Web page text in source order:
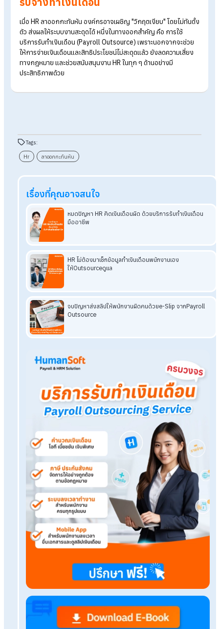
จัดการเรื่องเงินเดือน หากเลือกใช้บริการรับทำเงินเดือน งานเงินเ
ก็สามารถดำเนินต่อไปได้แบบไม่มีสะดุด ด้วยระบบที่ต่อเนื่องและเป็
อาชีพ ดังนั้นบริการรับจ้างทำเงินเดือนจึงช่วยให้ทีมบริหารสามารถ
โฟกัสกับการพัฒนาในด้านอื่น ๆ ที่มีความสำคัญมากกว่าได้อย่างเ
5.ยืดหยุ่นและปรับขนาดตามความต้องการ
บริการรับจ้างทำเงินเดือนรองรับระบบการทำงานขององค์กรทุกข
นาด มีความยืดหยุ่นในการปรับตัวให้เข้ากับโครงสร้างขององค์กร
อย่างมีประสิทธิภาพ
สรุป รับมือ HR ลาออกกะทันหัน ด้วยบริก
รับจ้างทำเงินเดือน
เมื่อ HR ลาออกกะทันหัน องค์กรอาจเผชิญ "วิกฤตเงียบ" โดยไม่ทั
ตัว ส่งผลให้ระบบงานสะดุดได้ หนึ่งในทางออกสำคัญ คือ การใช้
บริการรับทำเงินเดือน (Payroll Outsource) เพราะนอกจากจะช่
ให้การจ่ายเงินเดือนและสิทธิประโยชน์ไม่สะดุดแล้ว ยังลดความเสี่ย
ทางกฎหมาย และช่วยสนับสนุนงาน HR ในทุก ๆ ด้านอย่างมี
ประสิทธิภาพด้วย
เรื่องที่คุณอาจสนใจ
หมดปัญหา HR คิดเงินเดือนผิด ด้วยบริการรับทำเงิน
มืออาชีพ
HR ไม่ต้องมาเช็กข้อมูลทำเงินเดือนพนักงานเอง
จบปัญหาส่งสลิปให้พนักงานผิดคนด้วยe-Slip จาก
Outsource